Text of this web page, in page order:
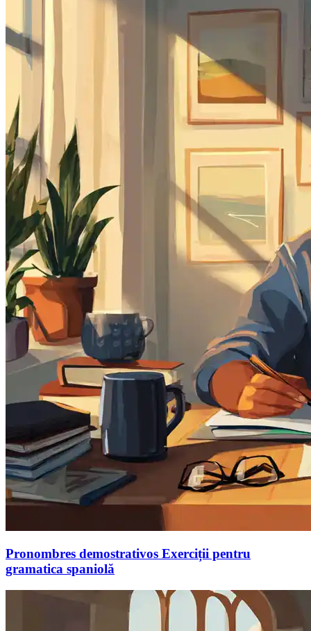
Pronombres demostrativos Exerciții pentru
gramatica spaniolă